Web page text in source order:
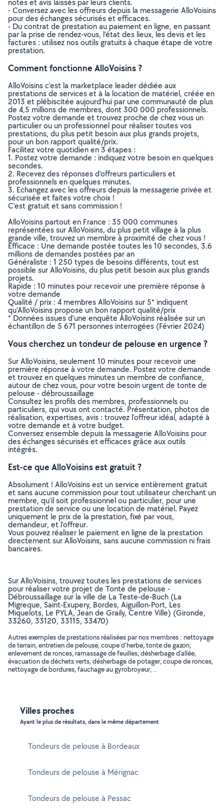
notes et avis laissés par leurs clients.
- Conversez avec les offreurs depuis la messagerie AlloVoisins
pour des échanges sécurisés et efficaces.
- Du contrat de prestation au paiement en ligne, en passant
par la prise de rendez-vous, l’état des lieux, les devis et les
factures : utilisez nos outils gratuits à chaque étape de votre
prestation.
Comment fonctionne AlloVoisins ?
AlloVoisins c’est la marketplace leader dédiée aux
prestations de services et à la location de matériel, créée en
2013 et plébiscitée aujourd’hui par une communauté de plus
de 4,5 millions de membres, dont 300 000 professionnels.
Postez votre demande et trouvez proche de chez vous un
particulier ou un professionnel pour réaliser toutes vos
prestations, du plus petit besoin aux plus grands projets,
pour un bon rapport qualité/prix.
Facilitez votre quotidien en 3 étapes :
1. Postez votre demande : indiquez votre besoin en quelques
secondes.
2. Recevez des réponses d’offreurs particuliers et
professionnels en quelques minutes.
3. Echangez avec les offreurs depuis la messagerie privée et
sécurisée et faites votre choix !
C’est gratuit et sans commission !
AlloVoisins partout en France : 35 000 communes
représentées sur AlloVoisins, du plus petit village à la plus
grande ville, trouvez un membre à proximité de chez vous !
Efficace : Une demande postée toutes les 10 secondes, 3.6
millions de demandes postées par an
Généraliste : 1 250 types de besoins différents, tout est
possible sur AlloVoisins, du plus petit besoin aux plus grands
projets.
Rapide : 10 minutes pour recevoir une première réponse à
votre demande
Qualité / prix : 4 membres AlloVoisins sur 5* indiquent
qu’AlloVoisins propose un bon rapport qualité/prix
* Données issues d’une enquête AlloVoisins réalisée sur un
échantillon de 5 671 personnes interrogées (Février 2024)
Vous cherchez un tondeur de pelouse en urgence ?
Sur AlloVoisins, seulement 10 minutes pour recevoir une
première réponse à votre demande. Postez votre demande
et trouvez en quelques minutes un membre de confiance,
autour de chez vous, pour votre besoin urgent de tonte de
pelouse - débroussaillage
Consultez les profils des membres, professionnels ou
particuliers, qui vous ont contacté. Présentation, photos de
réalisation, expertises, avis : trouvez l'offreur idéal, adapté à
votre demande et à votre budget.
Conversez ensemble depuis la messagerie AlloVoisins pour
des échanges sécurisés et efficaces grâce aux outils
intégrés.
Est-ce que AlloVoisins est gratuit ?
Absolument ! AlloVoisins est un service entièrement gratuit
et sans aucune commission pour tout utilisateur cherchant un
membre, qu’il soit professionnel ou particulier, pour une
prestation de service ou une location de matériel. Payez
uniquement le prix de la prestation, fixé par vous,
demandeur, et l’offreur.
Vous pouvez réaliser le paiement en ligne de la prestation
directement sur AlloVoisins, sans aucune commission ni frais
bancaires.
Sur AlloVoisins, trouvez toutes les prestations de services
pour réaliser votre projet de Tonte de pelouse -
Débroussaillage sur la ville de La Teste-de-Buch (La
Migreque, Saint-Exupery, Bordes, Aiguillon-Port, Les
Miquelots, Le PYLA, Jean de Graily, Centre Ville) (Gironde,
33260, 33120, 33115, 33470)
Autres exemples de prestations réalisées par nos membres : nettoyage
de terrain, entretien de pelouse, coupe d'herbe, tonte de gazon,
enlevement de ronces, ramassage de feuilles, désherbage d'allée,
évacuation de déchets verts, désherbage de potager, coupe de ronces,
nettoyage de bordures, fauchage au gyrobroyeur, ..
Villes proches
Ayant le plus de résultats, dans le même département
Tondeurs de pelouse à Bordeaux
Tondeurs de pelouse à Mérignac
Tondeurs de pelouse à Pessac